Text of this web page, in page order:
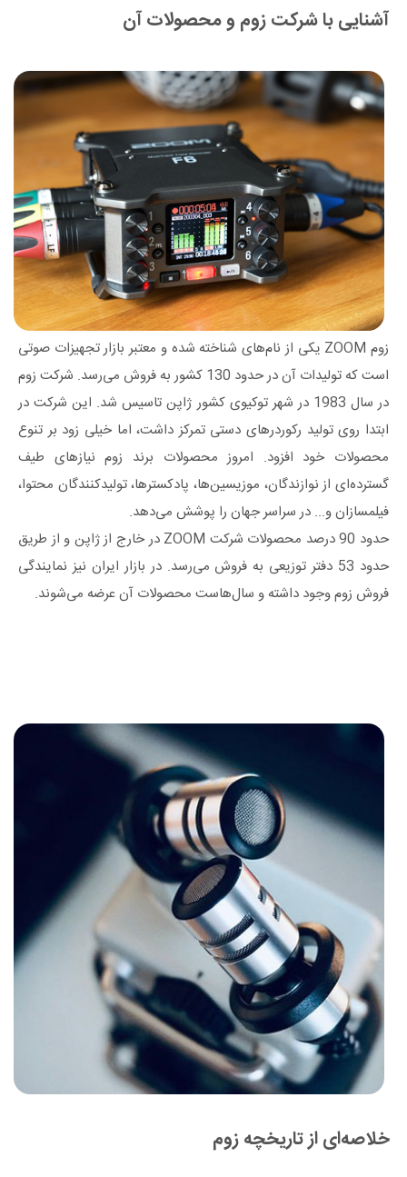
آشنایی با شرکت زوم و محصولات آن
زوم ZOOM یکی از نام‌های شناخته شده و معتبر بازار تجهیزات صوتی
است که تولیدات آن در حدود 130 کشور به فروش می‌رسد. شرکت زوم
در سال 1983 در شهر توکیوی کشور ژاپن تاسیس شد. این شرکت در
ابتدا روی تولید رکوردرهای دستی تمرکز داشت، اما خیلی زود بر تنوع
محصولات خود افزود. امروز محصولات برند زوم نیازهای طیف
گسترده‌ای از نوازندگان، موزیسین‌ها، پادکسترها، تولیدکنندگان محتوا،
فیلمسازان و... در سراسر جهان را پوشش می‌دهد.
حدود 90 درصد محصولات شرکت ZOOM در خارج از ژاپن و از طریق
حدود 53 دفتر توزیعی به فروش می‌رسد. در بازار ایران نیز نمایندگی
فروش زوم وجود داشته و سال‌هاست محصولات آن عرضه می‌شوند.
خلاصه‌ای از تاریخچه زوم